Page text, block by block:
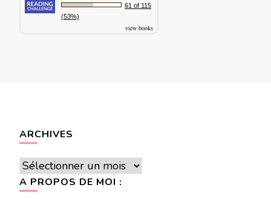
61 of 115
(53%)
view books
ARCHIVES
Archives
A PROPOS DE MOI :